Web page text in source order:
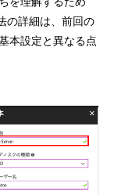
の詳細は、前回の
本設定と異なる点